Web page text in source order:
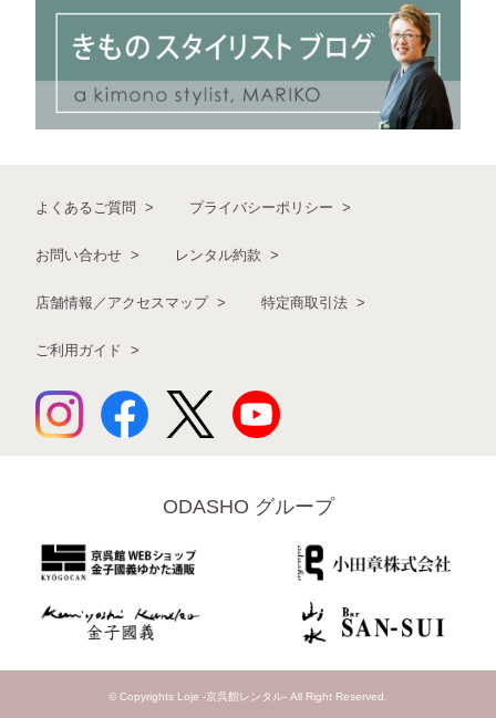
よくあるご質問 プライバシーポリシー
お問い合わせ レンタル約款
店舗情報／アクセスマップ 特定商取引法
ご利用ガイド
ODASHO グループ
© Copyrights Loje -京呉館レンタル- All Right Reserved.